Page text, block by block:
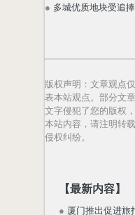
● 多城优质地块受追
版权声明 ：文章观点
表本站观点。部分文
文字侵犯了您的版权
本站内容，请注明转
侵权纠纷。
【最新内容】
● 厦门推出促进旅